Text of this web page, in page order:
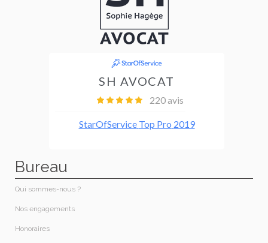
Bureau
Qui sommes-nous ?
Nos engagements
Honoraires​